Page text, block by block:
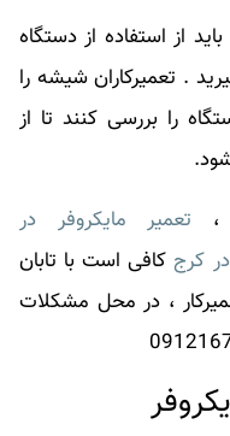
از استفاده از دستگاه
. تعمیرکاران شیشه را
را بررسی کنند تا از
، تعمیر مایکروفر در
کرج کافی است با تابان
، در محل مشکلات